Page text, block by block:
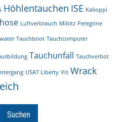
Höhlentauchen ISE Kalioppi
Luftverbrauch Miltitz Peregrine
Tauchboot Tauchcomputer
Tauchunfall Tauchverbot
USAT Liberty Vis Wrack
Suchen